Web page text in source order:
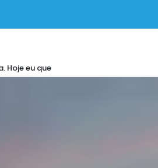
Hoje eu que